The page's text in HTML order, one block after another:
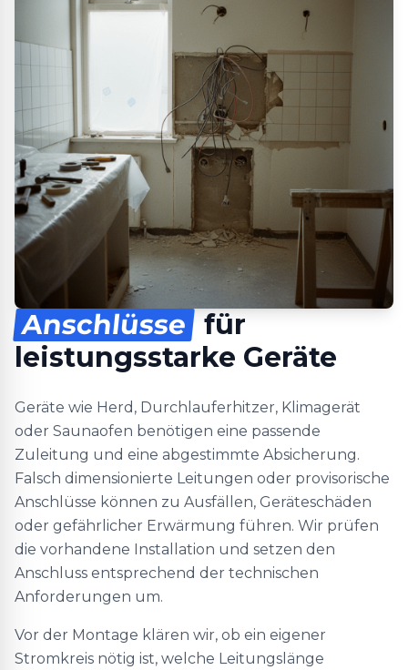
Anschlüsse für
leistungsstarke Geräte
Geräte wie Herd, Durchlauferhitzer, Klimagerät
oder Saunaofen benötigen eine passende
Zuleitung und eine abgestimmte Absicherung.
Falsch dimensionierte Leitungen oder provisorische
Anschlüsse können zu Ausfällen, Geräteschäden
oder gefährlicher Erwärmung führen. Wir prüfen
die vorhandene Installation und setzen den
Anschluss entsprechend der technischen
Anforderungen um.
Vor der Montage klären wir, ob ein eigener
Stromkreis nötig ist, welche Leitungslänge